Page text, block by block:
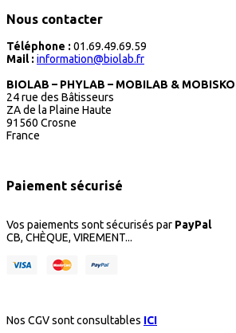
Nous contacter
Téléphone : 01.69.49.69.59
Mail : information@biolab.fr
BIOLAB – PHYLAB – MOBILAB &
24 rue des Bâtisseurs
ZA de la Plaine Haute
91560 Crosne
France
Paiement sécurisé
Vos paiements sont sécurisés par PayPal
CB, CHÈQUE, VIREMENT...
Nos CGV sont consultables ICI